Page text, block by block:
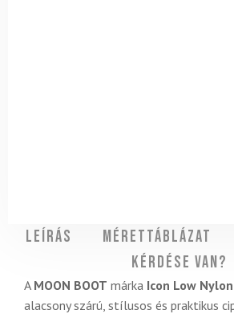
Leírás Mérettáblázat
Kérdése van?
A MOON BOOT márka Icon Low Nylon
alacsony szárú, stílusos és praktikus